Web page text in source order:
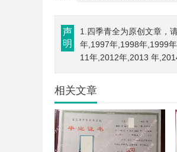
声
明
1.四季青全为原创文章，
年,1997年,1998年,1999
11年,2012年,2013 年
相关文章